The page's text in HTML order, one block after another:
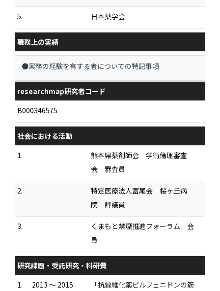
5. 日本薬学会
職務上の実績
●実務の経験を有する者についての特記事項
researchmap研究者コード
B000346575
社会における活動
1.
熊本県薬剤師会 学術倫理審査
会 審査員
2.
特定医療法人富尾会 桜ヶ丘病
院 評議員
3.
くまもと禁煙推進フォーラム 会
員
研究課題・受託研究・科研費
1.
2013 ～ 2015
「抗線維化薬ピルフェニドンの筋